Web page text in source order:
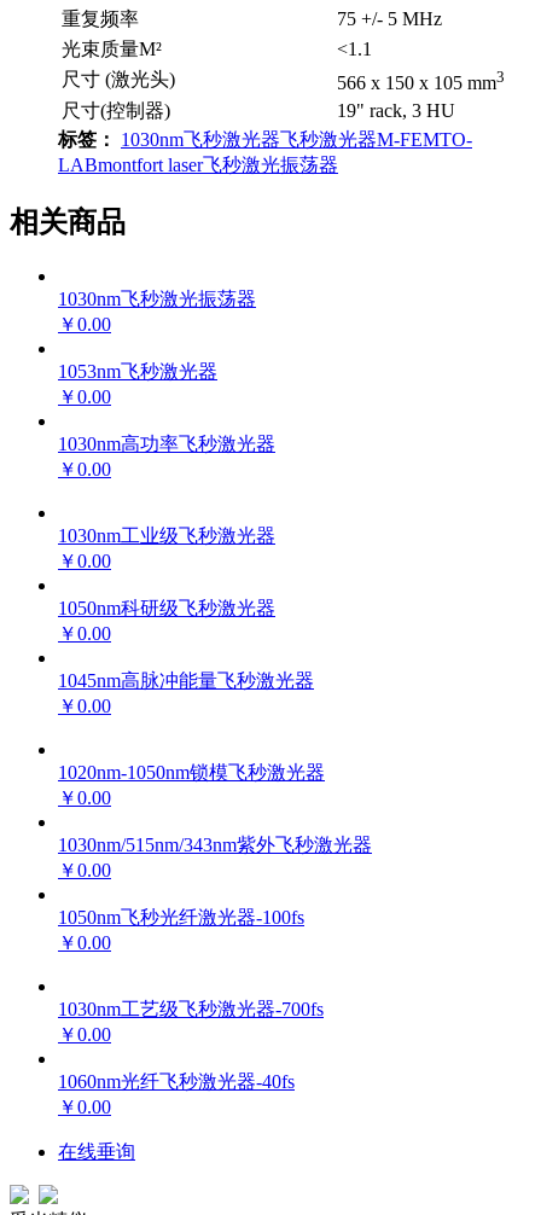
重复频率
75 +/- 5 MHz
光束质量M²
<1.1
尺寸 (激光头)
566 x 150 x 105 mm3
尺寸(控制器)
19" rack, 3 HU
标签：
1030nm飞秒激光器飞秒激光器M-FEMTO-
LABmontfort laser飞秒激光振荡器
相关商品
1030nm飞秒激光振荡器
￥0.00
1053nm飞秒激光器
￥0.00
1030nm高功率飞秒激光器
￥0.00
1030nm工业级飞秒激光器
￥0.00
1050nm科研级飞秒激光器
￥0.00
1045nm高脉冲能量飞秒激光器
￥0.00
1020nm-1050nm锁模飞秒激光器
￥0.00
1030nm/515nm/343nm紫外飞秒激光器
￥0.00
1050nm飞秒光纤激光器-100fs
￥0.00
1030nm工艺级飞秒激光器-700fs
￥0.00
1060nm光纤飞秒激光器-40fs
￥0.00
在线垂询